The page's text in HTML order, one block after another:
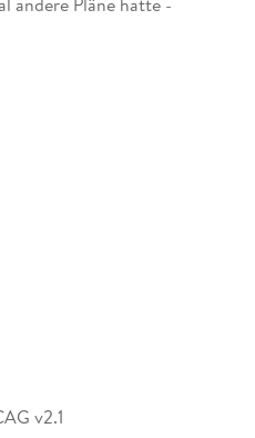
der Schwierigkeiten in der
Gaffneys wieder
einem leidenschaftlichen
Unterstützung erwarten.
Cousine, aber Träume
leisten. Richard Russo hat
vorgelegt,
v2.1